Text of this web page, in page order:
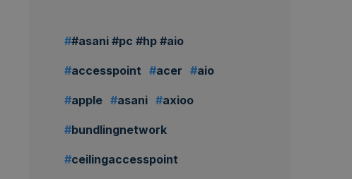
#asani #pc #hp #aio
accesspoint acer aio
apple asani axioo
bundlingnetwork
ceilingaccesspoint